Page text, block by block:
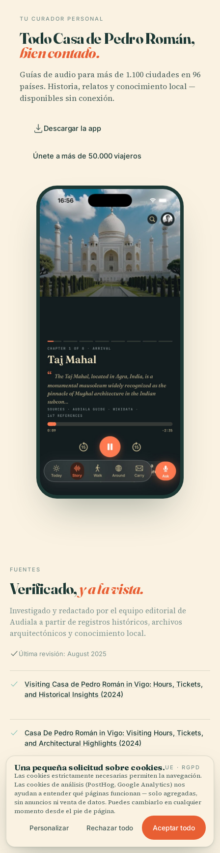
TU CURADOR PERSONAL
Todo Casa de Pedro Román,
bien contado.
Guías de audio para más de 1.100 ciudades en 96
países. Historia, relatos y conocimiento local —
disponibles sin conexión.
Descargar la app
Únete a más de 50.000 viajeros
FUENTES
Verificado,y a la vista.
Investigado y redactado por el equipo editorial de
Audiala a partir de registros históricos, archivos
arquitectónicos y conocimiento local.
Última revisión: August 2025
Visiting Casa de Pedro Román in Vigo: Hours, Tickets,
and Historical Insights (2024)
Casa De Pedro Román in Vigo: Visiting Hours, Tickets,
and Architectural Highlights (2024)
Casa de Pedro Román: Visiting Hours, Tickets &
Exploring Vigo's Historic Landmark (2024)
Casa de Pedro Román Visiting Hours, Tickets, and
Una pequeña solicitud sobre cookies.UE · RGPD
Las cookies estrictamente necesarias permiten la navegación.
Las cookies de análisis (PostHog, Google Analytics) nos
ayudan a entender qué páginas funcionan — solo agregadas,
sin anuncios ni venta de datos. Puedes cambiarlo en cualquier
momento desde el pie de página.
Personalizar Rechazar todo Aceptar todo